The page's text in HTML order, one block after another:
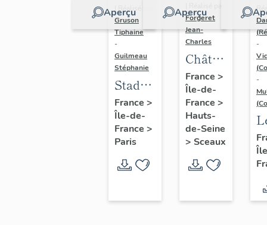
Aperçu
| Réalisé par
Gruson
Tiphaine
-
Guilmeau
Stéphanie
Stade
Roland-
Garros
et
national
de la
France >
Île-de-
France >
Paris
Aperçu
Forgeret
Jean-
Charles
Château
de
Sceaux
France >
Île-de-
France >
Hauts-
de-Seine
> Sceaux
-
-